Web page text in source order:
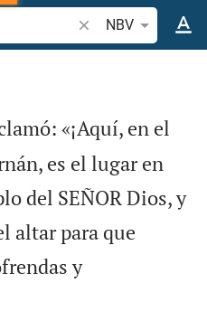
Buscar versículo
NBV
«¡Aquí, en el
es el lugar en
del SEÑOR Dios, y
altar para que
y